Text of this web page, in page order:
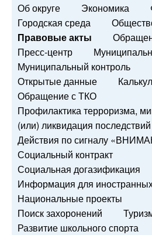
Об округе Экономика
Городская среда
Правовые акты
Пресс-центр
Муниципальный контроль
Открытые данные
Обращение с ТКО
Профилактика терроризма,
(или) ликвидация
Действия по сигналу
Социальный контракт
Социальная догазификация
Информация для
Национальные проекты
Поиск захоронений
Развитие школьного спорта